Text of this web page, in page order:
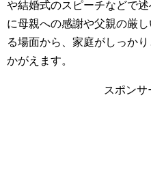
や結婚式のスピーチなどで
に母親への感謝や父親の厳
る場面から、家庭がしっか
かがえます。
スポンサ